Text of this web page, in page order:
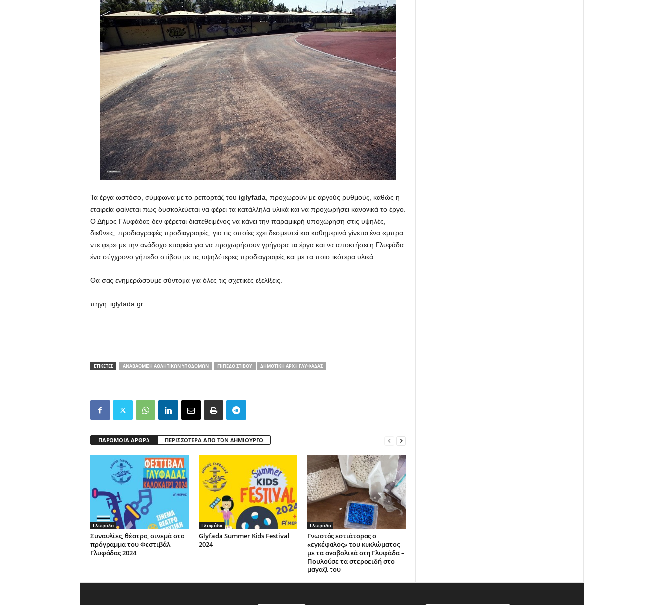
Τα έργα ωστόσο, σύμφωνα με το ρεπορτάζ του iglyfada, προχωρούν με αργούς ρυθμούς, καθώς η
εταιρεία φαίνεται πως δυσκολεύεται να φέρει τα κατάλληλα υλικά και να προχωρήσει κανονικά το έργο.
Ο Δήμος Γλυφάδας δεν φέρεται διατεθειμένος να κάνει την παραμικρή υποχώρηση στις υψηλές,
διεθνείς, προδιαγραφές προδιαγραφές, για τις οποίες έχει δεσμευτεί και καθημερινά γίνεται ένα «μπρα
ντε φερ» με την ανάδοχο εταιρεία για να προχωρήσουν γρήγορα τα έργα και να αποκτήσει η Γλυφάδα
ένα σύγχρονο γήπεδο στίβου με τις υψηλότερες προδιαγραφές και με τα ποιοτικότερα υλικά.
Θα σας ενημερώσουμε σύντομα για όλες τις σχετικές εξελίξεις.
πηγή: iglyfada.gr
ΕΤΙΚΕΤΕΣ ΑΝΑΒΆΘΜΙΣΗ ΑΘΛΗΤΙΚΏΝ ΥΠΟΔΟΜΏΝ ΓΉΠΕΔΟ ΣΤΊΒΟΥ ΔΗΜΟΤΙΚΉ ΑΡΧΉ ΓΛΥΦΆΔΑΣ
ΠΑΡΟΜΟΙΑ ΑΡΘΡΑ ΠΕΡΙΣΣΟΤΕΡΑ ΑΠΟ ΤΟΝ ΔΗΜΙΟΥΡΓΟ
Γλυφάδα
Συναυλίες, θέατρο, σινεμά στο
πρόγραμμα του Φεστιβάλ
Γλυφάδας 2024
Γλυφάδα
Glyfada Summer Kids Festival
2024
Γλυφάδα
Γνωστός εστιάτορας ο
«εγκέφαλος» του κυκλώματος
με τα αναβολικά στη Γλυφάδα –
Πουλούσε τα στεροειδή στο
μαγαζί του